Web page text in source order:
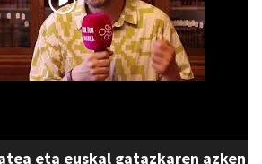
eta euskal gatazkaren azken